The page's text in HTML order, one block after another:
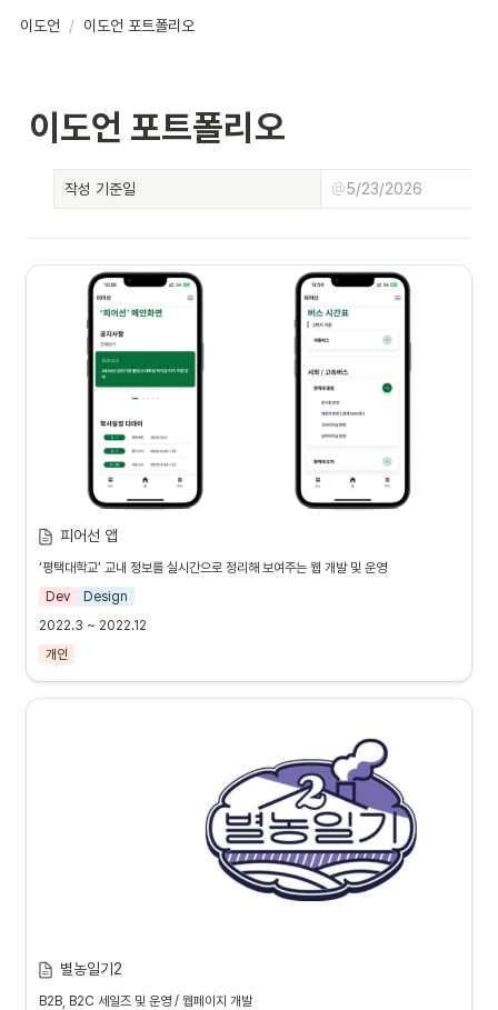
이도언 / 이도언 포트폴리오
이도언 포트폴리오
작성 기준일 @5/23/2026
피어선 앱
‘평택대학교’ 교내 정보를 실시간으로 정리해 보여주는 웹 개발 및 운영
Dev
Design
2022.3 ~ 2022.12
개인
별농일기2
B2B, B2C 세일즈 및 운영 / 웹페이지 개발